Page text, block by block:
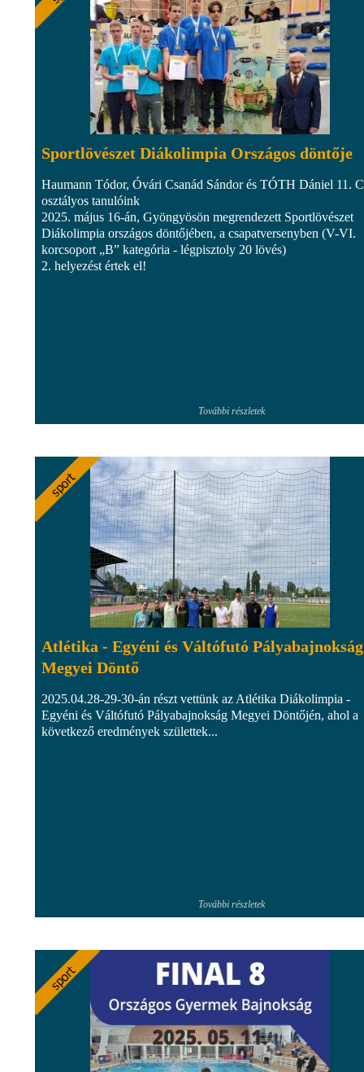
Sportlövészet Diákolimpia Országos döntője
Haumann Tódor, Óvári Csanád Sándor és TÓTH Dániel 11. C
osztályos tanulóink
2025. május 16-án, Gyöngyösön megrendezett Sportlövészet
Diákolimpia országos döntőjében, a csapatversenyben (V-VI.
korcsoport „B” kategória - légpisztoly 20 lövés)
2. helyezést értek el!
További részletek
Atlétika - Egyéni és Váltófutó Pályabajnokság
Megyei Döntő
2025.04.28-29-30-án részt vettünk az Atlétika Diákolimpia -
Egyéni és Váltófutó Pályabajnokság Megyei Döntőjén, ahol a
következő eredmények születtek...
További részletek